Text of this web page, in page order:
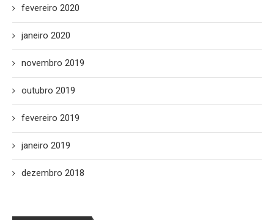
fevereiro 2020
janeiro 2020
novembro 2019
outubro 2019
fevereiro 2019
janeiro 2019
dezembro 2018